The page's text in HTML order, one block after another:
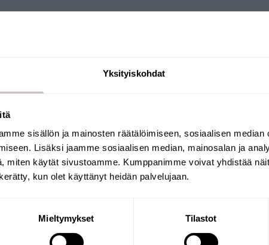
Yksityiskohdat
sisällön ja mainosten räätälöimiseen, sosiaalisen
Lisäksi jaamme sosiaalisen median, mainosalan ja
miten käytät sivustoamme. Kumppanimme voivat yhdistää
kun olet käyttänyt heidän palvelujaan.
Mieltymykset Tilastot
kiinnityspultit
Valitse toimitusmaa ja kieli jatkaaksesi
Toimitusmaa